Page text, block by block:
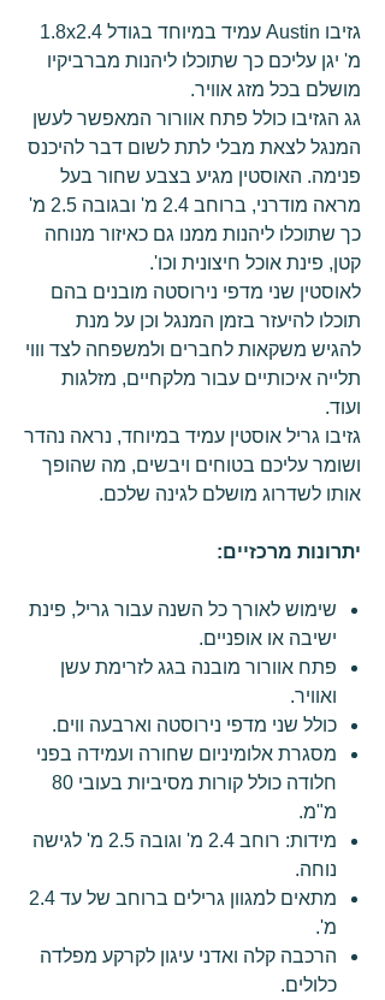
גזיבו Austin עמיד במיוחד בגודל 1.8x2.4
מ' יגן עליכם כך שתוכלו ליהנות מברביקיו
מושלם בכל מזג אוויר.
גג הגזיבו כולל פתח אוורור המאפשר לעשן
המנגל לצאת מבלי לתת לשום דבר להיכנס
פנימה. האוסטין מגיע בצבע שחור בעל
מראה מודרני, ברוחב 2.4 מ' ובגובה 2.5 מ'
כך שתוכלו ליהנות ממנו גם כאיזור מנוחה
קטן, פינת אוכל חיצונית וכו'.
לאוסטין שני מדפי נירוסטה מובנים בהם
תוכלו להיעזר בזמן המנגל וכן על מנת
להגיש משקאות לחברים ולמשפחה לצד וווי
תלייה איכותיים עבור מלקחיים, מזלגות
ועוד.
גזיבו גריל אוסטין עמיד במיוחד, נראה נהדר
ושומר עליכם בטוחים ויבשים, מה שהופך
אותו לשדרוג מושלם לגינה שלכם.
יתרונות מרכזיים:
שימוש לאורך כל השנה עבור גריל, פינת
ישיבה או אופניים.
פתח אוורור מובנה בגג לזרימת עשן
ואוויר.
כולל שני מדפי נירוסטה וארבעה ווים.
מסגרת אלומיניום שחורה ועמידה בפני
חלודה כולל קורות מסיביות בעובי 80
מ"מ.
מידות: רוחב 2.4 מ' וגובה 2.5 מ' לגישה
נוחה.
מתאים למגוון גרילים ברוחב של עד 2.4
מ'.
הרכבה קלה ואדני עיגון לקרקע מפלדה
כלולים.